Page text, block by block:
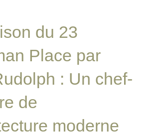
du 23
Place par
: Un chef-
de
moderne